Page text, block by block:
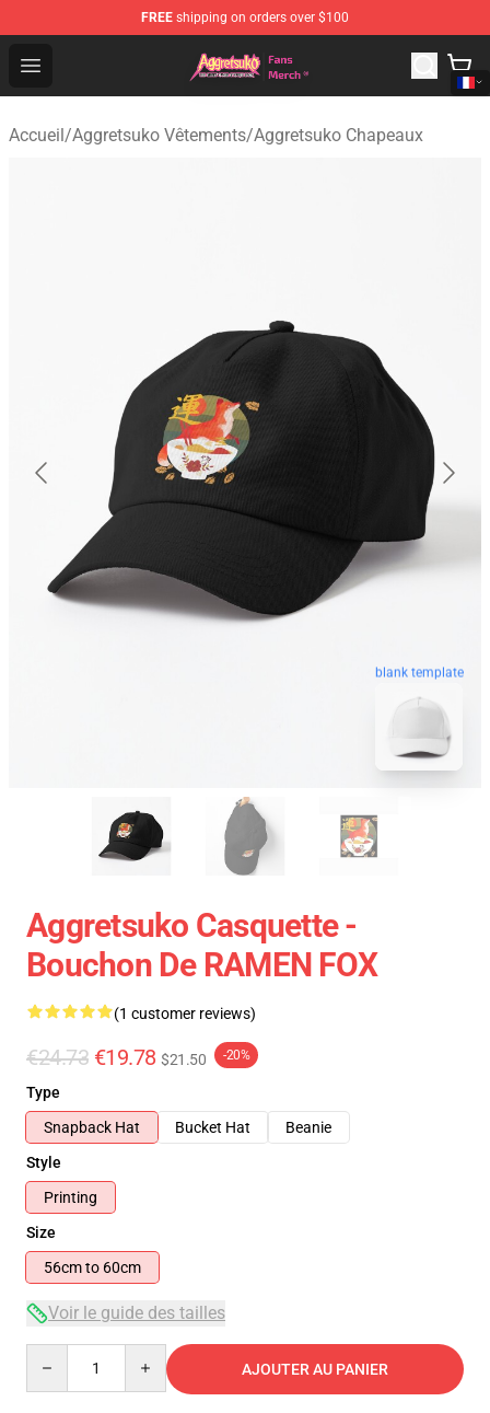
FREE shipping on orders over $100
Open menu
Aggretsuko Store - Official Aggretsuko Merchandise
Accueil/Aggretsuko Vêtements/Aggretsuko Chapeaux
blank template
Aggretsuko Casquette -
Bouchon De RAMEN FOX
(1 customer reviews)
€24.73 €19.78 $21.50 -20%
Type
Snapback Hat
Bucket Hat
Beanie
Style
Printing
Size
56cm to 60cm
Voir le guide des tailles
AJOUTER AU PANIER